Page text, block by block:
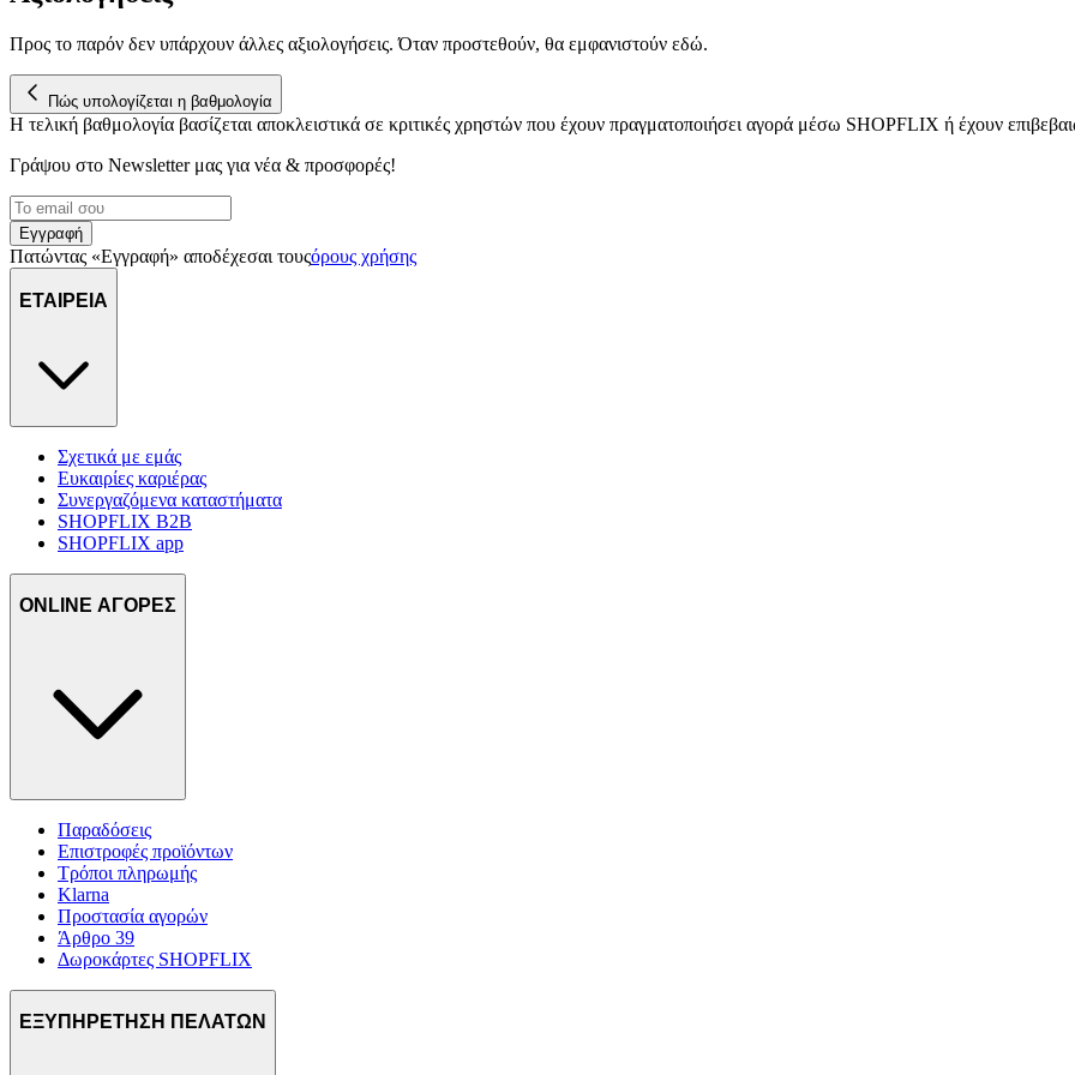
Προς το παρόν δεν υπάρχουν άλλες αξιολογήσεις. Όταν προστεθούν, θα εμφανιστούν εδώ.
Πώς υπολογίζεται η βαθμολογία
Η τελική βαθμολογία βασίζεται αποκλειστικά σε κριτικές χρηστών που έχουν πραγματοποιήσει αγορά μέσω SHOPFLIX ή έχουν
Γράψου στο Νewsletter μας για νέα & προσφορές!
Εγγραφή
Πατώντας «Εγγραφή» αποδέχεσαι τουςόρους χρήσης
ΕΤΑΙΡΕΙΑ
Σχετικά με εμάς
Ευκαιρίες καριέρας
Συνεργαζόμενα καταστήματα
SHOPFLIX B2B
SHOPFLIX app
ONLINE ΑΓΟΡΕΣ
Παραδόσεις
Επιστροφές προϊόντων
Τρόποι πληρωμής
Klarna
Προστασία αγορών
Άρθρο 39
Δωροκάρτες SHOPFLIX
ΕΞΥΠΗΡΕΤΗΣΗ ΠΕΛΑΤΩΝ